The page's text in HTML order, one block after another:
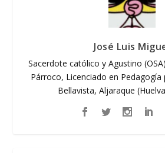
José Luis
Sacerdote católico y Agustino
Párroco, Licenciado en Pedagogía
Bellavista, Aljaraque